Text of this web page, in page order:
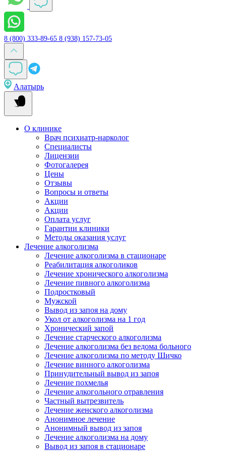
8 (800) 333-89-65 8 (938) 157-73-05
Алатырь
О клинике
Врач психиатр-нарколог
Специалисты
Лицензии
Фотогалерея
Цены
Отзывы
Вопросы и ответы
Акции
Акции
Оплата услуг
Гарантии клиники
Методы оказания услуг
Лечение алкоголизма
Лечение алкоголизма в стационаре
Реабилитация алкоголиков
Лечение хронического алкоголизма
Лечение пивного алкоголизма
Подростковый
Мужской
Вывод из запоя на дому
Укол от алкоголизма на 1 год
Хронический запой
Лечение старческого алкоголизма
Лечение алкоголизма без ведома больного
Лечение алкоголизма по методу Шичко
Лечение винного алкоголизма
Принудительный вывод из запоя
Лечение похмелья
Лечение алкогольного отравления
Частный вытрезвитель
Лечение женского алкоголизма
Анонимное лечение
Анонимный вывод из запоя
Лечение алкоголизма на дому
Вывод из запоя в стационаре